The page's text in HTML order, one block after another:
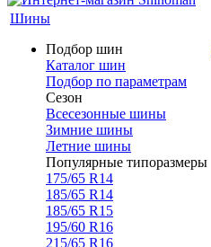
Шины
Подбор шин
Каталог шин
Подбор по параметрам
Сезон
Всесезонные шины
Зимние шины
Летние шины
Популярные типоразмеры
175/65 R14
185/65 R14
185/65 R15
195/60 R16
215/65 R16